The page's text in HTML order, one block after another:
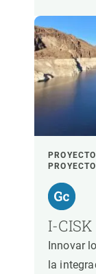
I-CISK
Innovar
la